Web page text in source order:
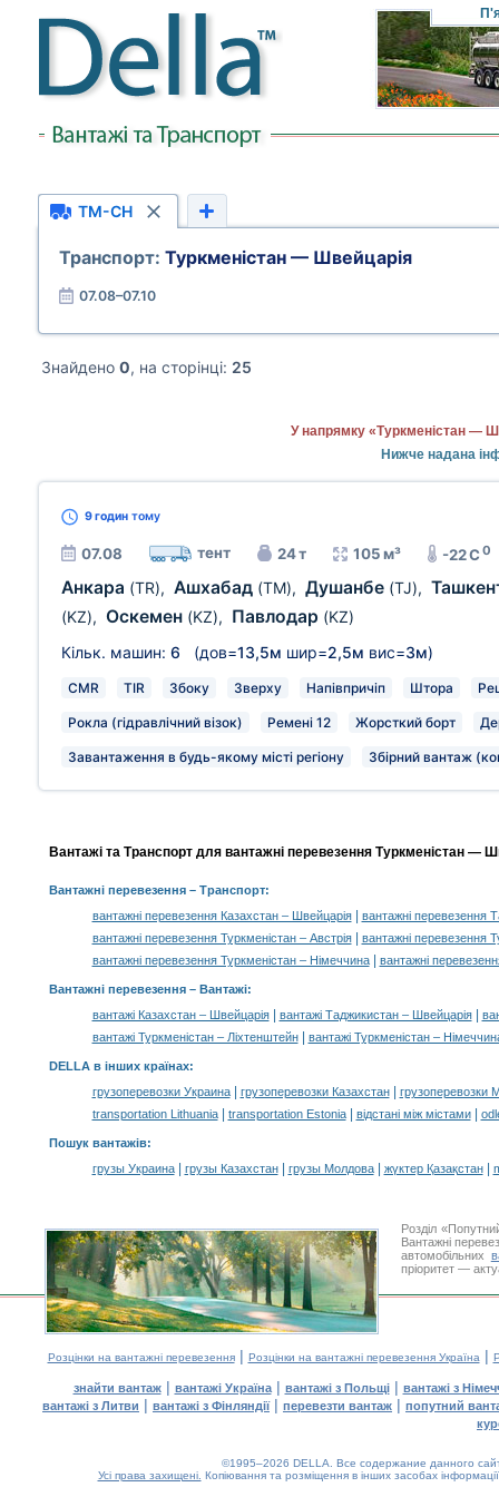
TM-CH
Транспорт: Туркменістан — Швейцарія
07.08–07.10
Знайдено 0, на сторінці: 25
У напрямку «Туркменістан —
Нижче надана
9 годин тому
07.08 тент 24 т 105 м³ -22 C0
Анкара (TR), Ашхабад (TM), Душанбе (TJ),
(KZ), Оскемен (KZ), Павлодар (KZ)
Кільк. машин: 6 (дов=13,5м шир=2,5м вис=3м)
CMR TIR Збоку Зверху Напівпричіп Штора
Рокла (гідравлічний візок) Ремені 12 Жорсткий борт
Завантаження в будь-якому місті регіону Збірний вантаж
Вантажі та Транспорт для вантажні перевезення Туркменістан —
Вантажні перевезення– Транспорт:
вантажні перевезення Казахстан – Швейцарія|
вантажні перевезення
вантажні перевезення Туркменістан – Австрія|
вантажні перевезення
вантажні перевезення Туркменістан – Німеччина| вантажні
Вантажні перевезення – Вантажі:
вантажі Казахстан – Швейцарія| вантажі Таджикистан – Швейцарія|
вантажі Туркменістан – Ліхтенштейн| вантажі Туркменістан –
DELLA в інших країнах:
грузоперевозки Украина| грузоперевозки Казахстан|
грузоперевозки
transportation Lithuania| transportation Estonia| відстані між містами|
Пошук вантажів:
грузы Украина| грузы Казахстан| грузы Молдова| жүктер Қазақстан|
Розділ
Вантажні
автомобільних
пріоритет —
Розцінки на вантажні перевезення| Розцінки на вантажні перевезення Україна |
знайти вантаж| вантажі Україна| вантажі з Польщі| вантажі з
вантажі з Литви | вантажі з Фінляндії| перевезти вантаж | попутний
©1995–2026 DELLA. Все содержание данного
Усі права захищені. Копіювання та розміщення в інших засобах